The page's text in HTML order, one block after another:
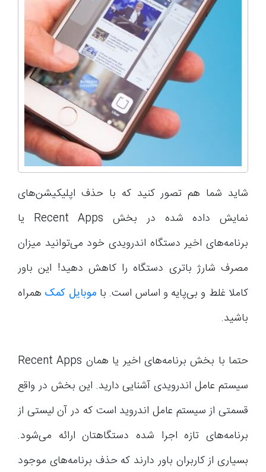
شاید شما هم تصور کنید که با حذف اپلیکیشن‌های
نمایش داده شده در بخش Recent Apps یا
برنامه‌های اخیر دستگاه اندرویدی خود می‌توانید میزان
مصرف شارژ باتری دستگاه را کاهش دهید! این باور
کاملا غلط و بی‌پایه و اساس است. با موبایل کمک همراه
باشید.
حتما با بخش برنامه‌های اخیر یا همان Recent Apps
سیستم عامل اندرویدی آشنایی دارید. این بخش در واقع
قسمتی از سیستم عامل اندروید است که در آن لیستی از
برنامه‌های تازه اجرا شده دستگاهتان ارائه می‌شود.
بسیاری از کاربران باور دارند که حذف برنامه‌های موجود